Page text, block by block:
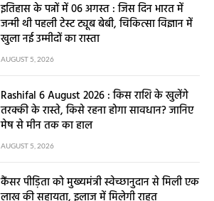
इतिहास के पन्नों में 06 अगस्त : जिस दिन भारत में
जन्मी थी पहली टेस्ट ट्यूब बेबी, चिकित्सा विज्ञान में
खुला नई उम्मीदों का रास्ता
AUGUST 5, 2026
Rashifal 6 August 2026 : किस राशि के खुलेंगे
तरक्की के रास्ते, किसे रहना होगा सावधान? जानिए
मेष से मीन तक का हाल
AUGUST 5, 2026
कैंसर पीड़िता को मुख्यमंत्री स्वेच्छानुदान से मिली एक
लाख की सहायता, इलाज में मिलेगी राहत